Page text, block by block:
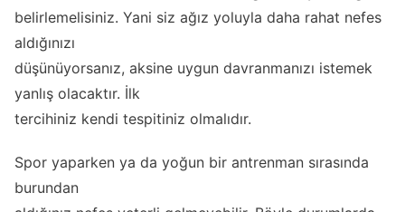
belirlemelisiniz. Yani siz ağız yoluyla daha rahat nefes
aldığınızı
düşünüyorsanız, aksine uygun davranmanızı istemek
yanlış olacaktır. İlk
tercihiniz kendi tespitiniz olmalıdır.
Spor yaparken ya da yoğun bir antrenman sırasında
burundan